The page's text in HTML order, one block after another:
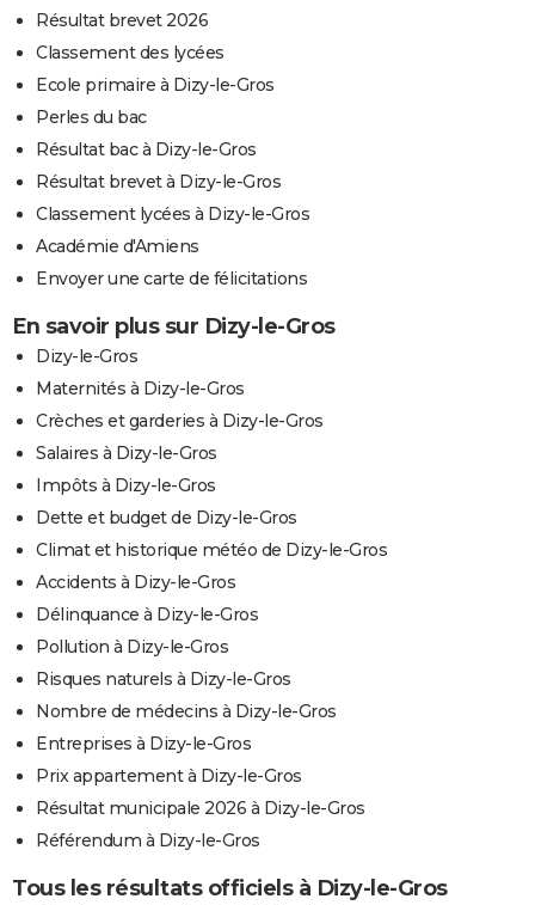
Résultat brevet 2026
Classement des lycées
Ecole primaire à Dizy-le-Gros
Perles du bac
Résultat bac à Dizy-le-Gros
Résultat brevet à Dizy-le-Gros
Classement lycées à Dizy-le-Gros
Académie d'Amiens
Envoyer une carte de félicitations
En savoir plus sur Dizy-le-Gros
Dizy-le-Gros
Maternités à Dizy-le-Gros
Crèches et garderies à Dizy-le-Gros
Salaires à Dizy-le-Gros
Impôts à Dizy-le-Gros
Dette et budget de Dizy-le-Gros
Climat et historique météo de Dizy-le-Gros
Accidents à Dizy-le-Gros
Délinquance à Dizy-le-Gros
Pollution à Dizy-le-Gros
Risques naturels à Dizy-le-Gros
Nombre de médecins à Dizy-le-Gros
Entreprises à Dizy-le-Gros
Prix appartement à Dizy-le-Gros
Résultat municipale 2026 à Dizy-le-Gros
Référendum à Dizy-le-Gros
Tous les résultats officiels à Dizy-le-Gros